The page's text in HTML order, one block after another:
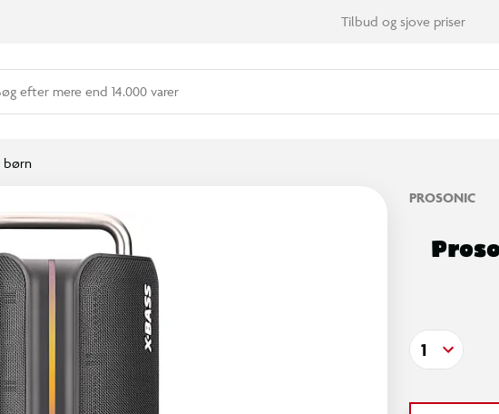
Tilbud og sjove priser
mere end 14.000 varer
børn
PROSONIC
1